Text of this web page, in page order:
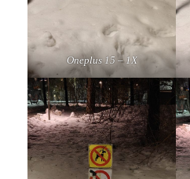
Oneplus 15 – 1X